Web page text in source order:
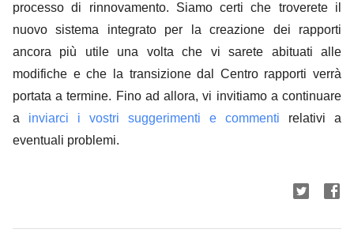
processo di rinnovamento. Siamo certi che troverete il
nuovo sistema integrato per la creazione dei rapporti
ancora più utile una volta che vi sarete abituati alle
modifiche e che la transizione dal Centro rapporti verrà
portata a termine. Fino ad allora, vi invitiamo a continuare
a inviarci i vostri suggerimenti e commenti relativi a
eventuali problemi.